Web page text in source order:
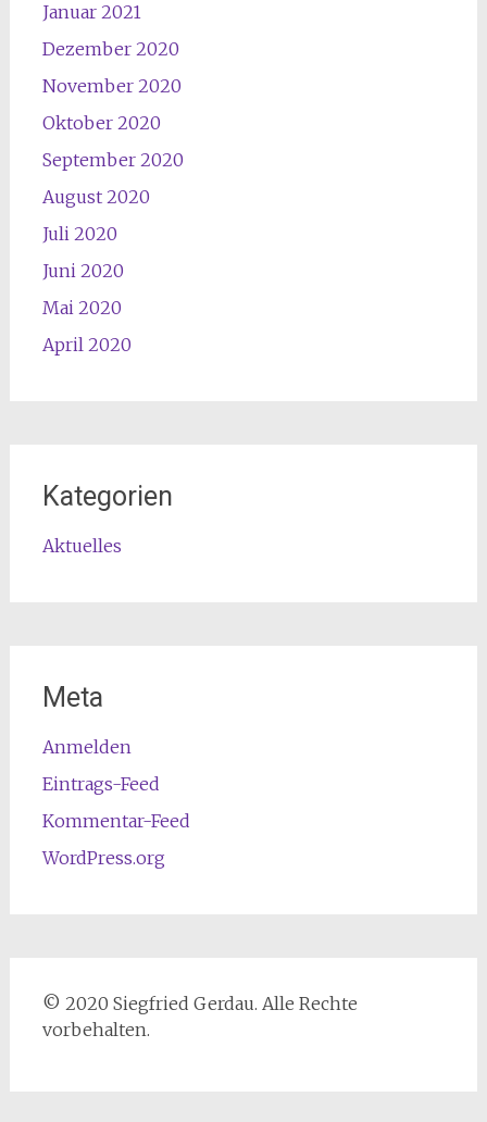
Januar 2021
Dezember 2020
November 2020
Oktober 2020
September 2020
August 2020
Juli 2020
Juni 2020
Mai 2020
April 2020
Kategorien
Aktuelles
Meta
Anmelden
Eintrags-Feed
Kommentar-Feed
WordPress.org
© 2020 Siegfried Gerdau. Alle Rechte
vorbehalten.